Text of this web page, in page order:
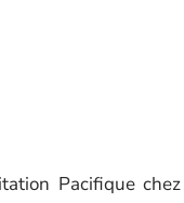
Pacifique